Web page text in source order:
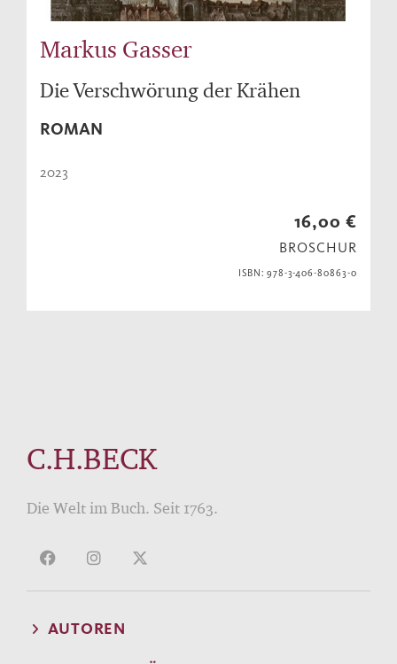
Markus Gasser
Die Verschwörung der Krähen
ROMAN
2023
16,00 €
BROSCHUR
ISBN: 978-3-406-80863-0
C.H.BECK
Die Welt im Buch. Seit 1763.
AUTOREN